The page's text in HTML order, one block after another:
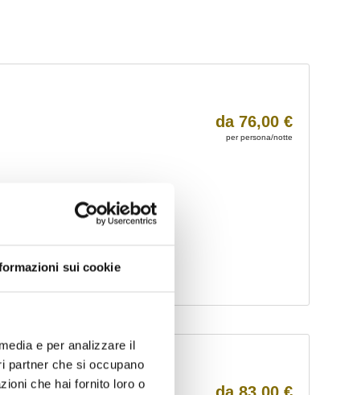
sui cookie
e per analizzare il
partner che si occupano
che hai fornito loro o